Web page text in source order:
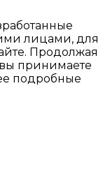
лицами, для
Продолжая
принимаете
подробные